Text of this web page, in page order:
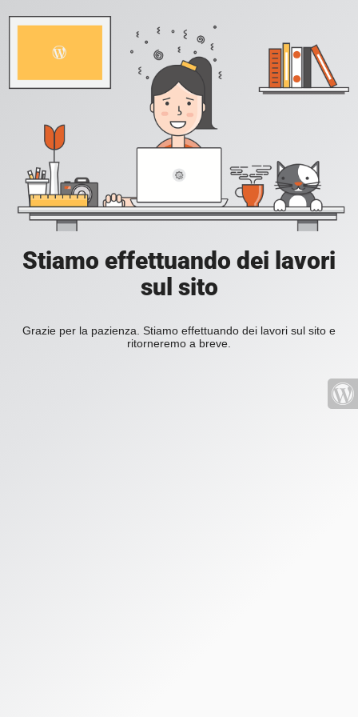
Stiamo effettuando dei lavori
sul sito
Grazie per la pazienza. Stiamo effettuando dei lavori sul sito e
ritorneremo a breve.